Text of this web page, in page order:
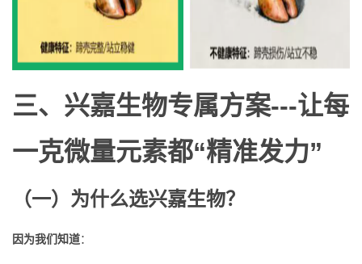
三、兴嘉生物专属方案---让每
一克微量元素都“精准发力”
（一）为什么选兴嘉生物？
因为我们知道：